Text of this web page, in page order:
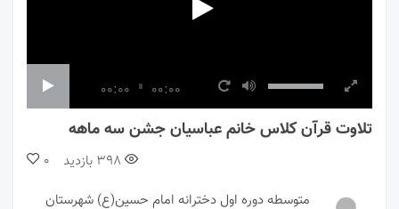
00:00 00:00
تلاوت قرآن کلاس خانم عباسیان جشن سه ماهه
0 398 بازدید
متوسطه دوره اول دخترانه امام حسین(ع) شهرستان